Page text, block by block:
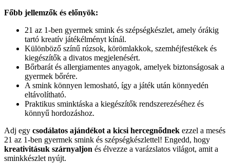
Főbb jellemzők és előnyök:
21 az 1-ben gyermek smink és szépségkészlet, amely órákig
tartó kreatív játékélményt kínál.
Különböző színű rúzsok, körömlakkok, szemhéjfestékek és
kiegészítők a divatos megjelenésért.
Bőrbarát és allergiamentes anyagok, amelyek biztonságosak a
gyermek bőrére.
A smink könnyen lemosható, így a játék után könnyedén
eltávolítható.
Praktikus sminktáska a kiegészítők rendszerezéséhez és
könnyű hordozáshoz.
Adj egy csodálatos ajándékot a kicsi hercegnődnek ezzel a mesés
21 az 1-ben gyermek smink és szépségkészlettel! Engedd, hogy
kreativitásuk szárnyaljon és élvezze a varázslatos világot, amit a
sminkkészlet nyújt.